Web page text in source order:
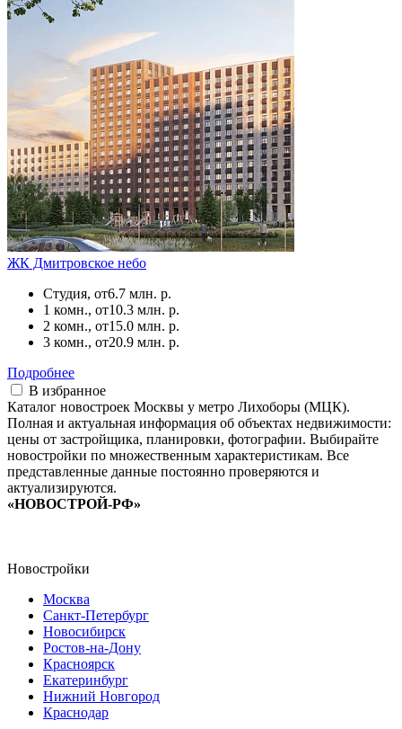
ЖК Дмитровское небо
Студия, от6.7 млн. р.
1 комн., от10.3 млн. р.
2 комн., от15.0 млн. р.
3 комн., от20.9 млн. р.
Подробнее
В избранное
Каталог новостроек Москвы у метро Лихоборы (МЦК).
Полная и актуальная информация об объектах недвижимости:
цены от застройщика, планировки, фотографии. Выбирайте
новостройки по множественным характеристикам. Все
представленные данные постоянно проверяются и
актуализируются.
«НОВОСТРОЙ-РФ»
Новостройки
Москва
Санкт-Петербург
Новосибирск
Ростов-на-Дону
Красноярск
Екатеринбург
Нижний Новгород
Краснодар